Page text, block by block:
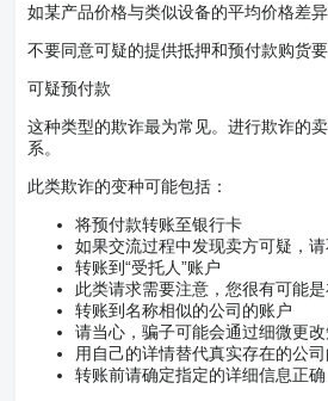
如某产品价格与类似设备的平均价格差异
不要同意可疑的提供抵押和预付款购货
可疑预付款
这种类型的欺诈最为常见。进行欺诈的
系。
此类欺诈的变种可能包括：
将预付款转账至银行卡
如果交流过程中发现卖方可疑，
转账到“受托人”账户
此类请求需要注意，您很有可能是
转账到名称相似的公司的账户
请当心，骗子可能会通过细微更
用自己的详情替代真实存在的公
转账前请确定指定的详细信息正